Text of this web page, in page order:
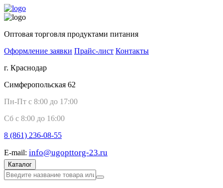
Оптовая торговля продуктами питания
Оформление заявки Прайс-лист Контакты
г. Краснодар
Симферопольская 62
Пн-Пт с 8:00 до 17:00
Сб с 8:00 до 16:00
8 (861) 236-08-55
E-mail: info@ugopttorg-23.ru
Каталог